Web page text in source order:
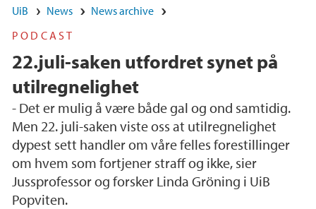
UiB News
News archive
PODCAST
22.juli-saken utfordret synet på
utilregnelighet
- Det er mulig å være både gal og ond samtidig.
Men 22. juli-saken viste oss at utilregnelighet
dypest sett handler om våre felles forestillinger
om hvem som fortjener straff og ikke, sier
Jussprofessor og forsker Linda Gröning i UiB
Popviten.